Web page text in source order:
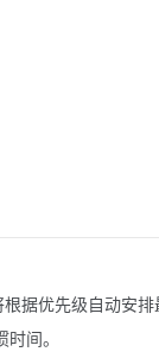
据优先级自动安排
间。